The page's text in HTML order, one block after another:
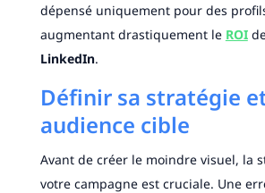
dépensé uniquement pour des
augmentant drastiquement le ROI
LinkedIn.
Définir sa stratégie
audience cible
Avant de créer le moindre visuel, la
votre campagne est cruciale. Une